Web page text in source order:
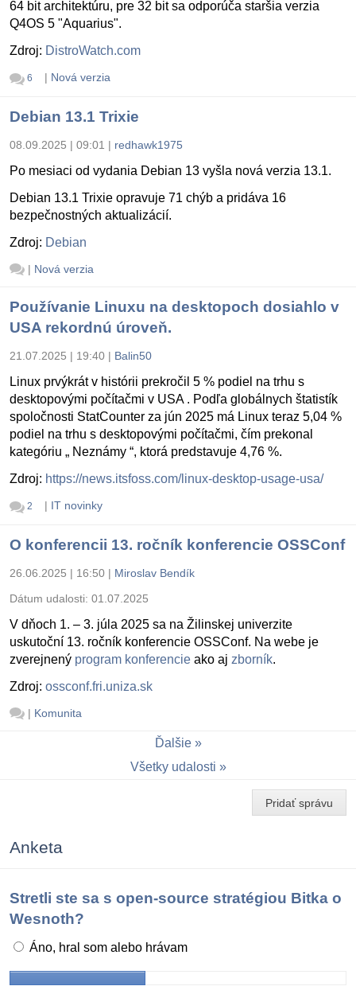
64 bit architektúru, pre 32 bit sa odporúča staršia verzia
Q4OS 5 "Aquarius".
Zdroj: DistroWatch.com
6 | Nová verzia
Debian 13.1 Trixie
08.09.2025 | 09:01 | redhawk1975
Po mesiaci od vydania Debian 13 vyšla nová verzia 13.1.
Debian 13.1 Trixie opravuje 71 chýb a pridáva 16
bezpečnostných aktualizácií.
Zdroj: Debian
| Nová verzia
Používanie Linuxu na desktopoch dosiahlo v
USA rekordnú úroveň.
21.07.2025 | 19:40 | Balin50
Linux prvýkrát v histórii prekročil 5 % podiel na trhu s
desktopovými počítačmi v USA . Podľa globálnych štatistík
spoločnosti StatCounter za jún 2025 má Linux teraz 5,04 %
podiel na trhu s desktopovými počítačmi, čím prekonal
kategóriu „ Neznámy “, ktorá predstavuje 4,76 %.
Zdroj: https://news.itsfoss.com/linux-desktop-usage-usa/
2 | IT novinky
O konferencii 13. ročník konferencie OSSConf
26.06.2025 | 16:50 | Miroslav Bendík
Dátum udalosti: 01.07.2025
V dňoch 1. – 3. júla 2025 sa na Žilinskej univerzite
uskutoční 13. ročník konferencie OSSConf. Na webe je
zverejnený program konferencie ako aj zborník.
Zdroj: ossconf.fri.uniza.sk
| Komunita
Ďalšie
Všetky udalosti
Pridať správu
Anketa
Stretli ste sa s open-source stratégiou Bitka o
Wesnoth?
Áno, hral som alebo hrávam